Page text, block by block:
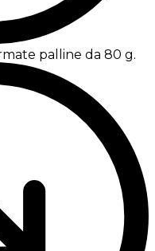
palline da 80 g.